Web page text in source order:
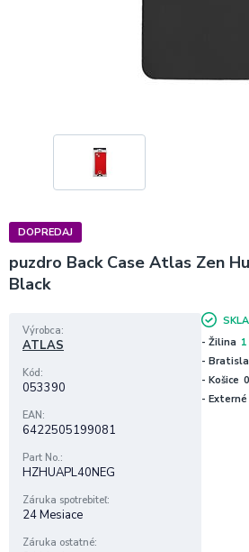
DOPREDAJ
puzdro Back Case Atlas Zen
Black
Výrobca
ATLAS
Kód
053390
EAN
6422505199081
Part No.
HZHUAPL40NEG
Záruka spotrebiteľ
24 Mesiace
Záruka ostatné
- Žilina
-
- Košice
-